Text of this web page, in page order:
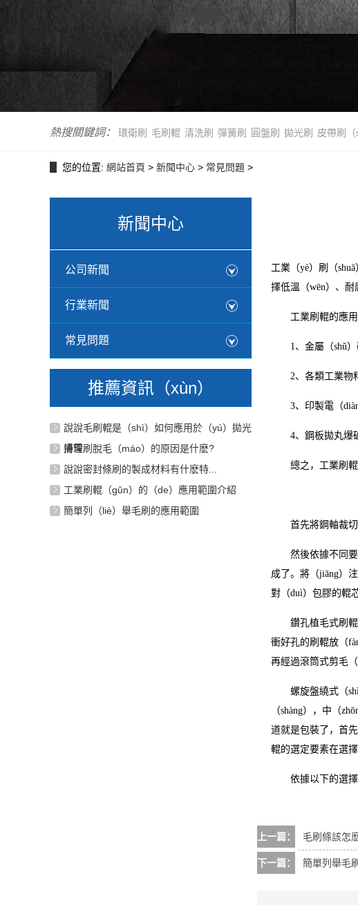
熱搜關鍵詞： 環衛刷 毛刷輥 清洗刷 彈簧刷 圓盤刷 拋光刷 皮帶刷（
您的位置: 網站首頁 > 新聞中心 > 常見問題 >
新聞中心
公司新聞
行業新聞
常見問題
推薦資訊（xùn）
說說毛刷輥是（shì）如何應用於（yú）拋光
清理
掃雪刷脫毛（máo）的原因是什麽?
說說密封條刷的製成材料有什麽特...
工業刷輥（gǔn）的（de）應用範圍介紹
簡單列（liè）舉毛刷的應用範圍
工業（yè）刷（
擇低溫（wēn）、耐
工業刷輥的應用
1、金屬（shǔ）
2、各類工業物料
3、印製電（diàn
4、鋼板拋丸爆
總之，工業刷輥廣
首先將鋼軸裁切成
然後依據不同要
成了。將（jiāng）
對（duì）包膠的輥
鑽孔植毛式刷輥
衝好孔的刷輥放（
再經過滾筒式剪毛
螺旋盤繞式（shì
（shàng），中（
道就是包裝了，首
輥的選定要素在選
依據以下的選擇條
上一篇： 毛刷條該怎
下一篇： 簡單列舉毛